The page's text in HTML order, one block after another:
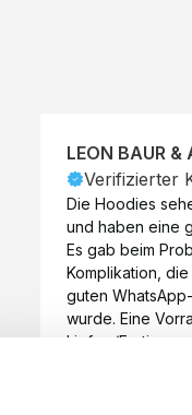
LEON BAUR
Verifizierter
Die Hoodies
und haben eine
Es gab beim
Komplikation,
guten
wurde. Eine
Liefer-/